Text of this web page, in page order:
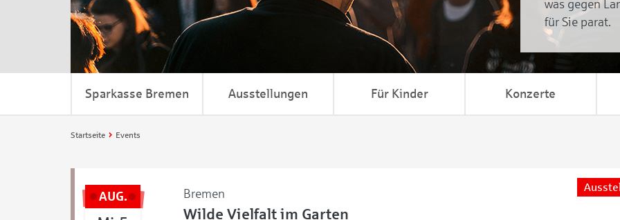
was gegen
für Sie parat.
Sparkasse Bremen Ausstellungen Für Kinder Konzerte
Startseite Events
AUG. Bremen
Wilde Vielfalt im Garten